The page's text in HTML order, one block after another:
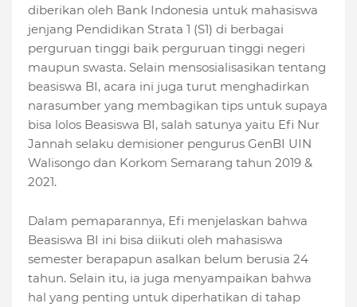
diberikan oleh Bank Indonesia untuk mahasiswa
jenjang Pendidikan Strata 1 (S1) di berbagai
perguruan tinggi baik perguruan tinggi negeri
maupun swasta. Selain mensosialisasikan tentang
beasiswa BI, acara ini juga turut menghadirkan
narasumber yang membagikan tips untuk supaya
bisa lolos Beasiswa BI, salah satunya yaitu Efi Nur
Jannah selaku demisioner pengurus GenBI UIN
Walisongo dan Korkom Semarang tahun 2019 &
2021.
Dalam pemaparannya, Efi menjelaskan bahwa
Beasiswa BI ini bisa diikuti oleh mahasiswa
semester berapapun asalkan belum berusia 24
tahun. Selain itu, ia juga menyampaikan bahwa
hal yang penting untuk diperhatikan di tahap